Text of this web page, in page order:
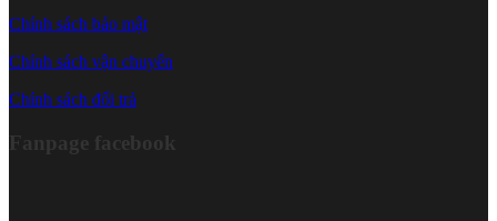
Chính sách bảo mật
Chính sách vận chuyển
Chính sách đổi trả
Fanpage facebook